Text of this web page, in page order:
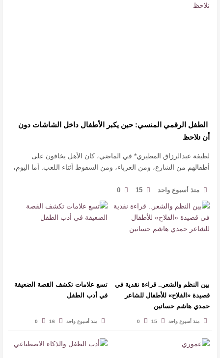
الطفل الرقمي المنسي: حين يكبر الأطفال داخل الشاشات دون
أن نلاحظ
لطيفة عبدالرزاق المطيري* في الماضي، كان الأهل يخافون على
أطفالهم من الشارع، ومن الغرباء، ومن السقوط أثناء اللعب. أما اليوم،
منذ أسبوع واحد 15
0
بين النظم والشعر.. قراءة نقدية في
قصيدة «الفلاح» للأطفال للشاعر
حمدي هاشم حسانين
منذ أسبوع واحد 15
0
تسع علامات تكشف القصة الضعيفة
في أدب الطفل
منذ أسبوع واحد 16
0